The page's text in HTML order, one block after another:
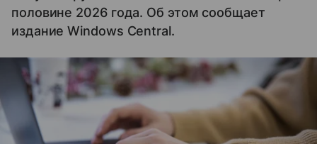
половине 2026 года. Об этом сообщает
издание Windows Central.